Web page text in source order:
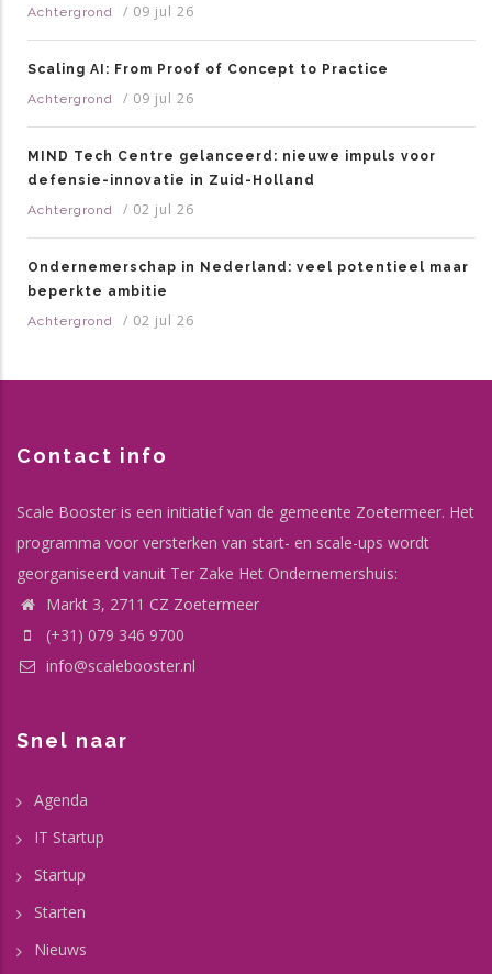
Achtergrond
/ 09 jul 26
Scaling AI: From Proof of Concept to Practice
Achtergrond
/ 09 jul 26
MIND Tech Centre gelanceerd: nieuwe impuls voor
defensie-innovatie in Zuid-Holland
Achtergrond
/ 02 jul 26
Ondernemerschap in Nederland: veel potentieel maar
beperkte ambitie
Achtergrond
/ 02 jul 26
Contact info
Scale Booster is een initiatief van de gemeente Zoetermeer. Het
programma voor versterken van start- en scale-ups wordt
georganiseerd vanuit Ter Zake Het Ondernemershuis:
Markt 3, 2711 CZ Zoetermeer
(+31) 079 346 9700
info@scalebooster.nl
Snel naar
Agenda
IT Startup
Startup
Starten
Nieuws